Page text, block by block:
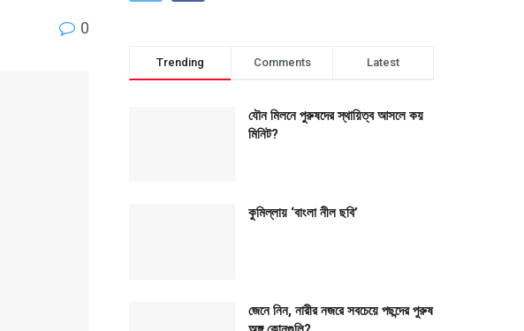
0
Trending Comments Latest
যৌন মিলনে পুরুষদের স্থায়িত্ব আসলে কয়
মিনিট?
কুমিল্লায় ‘বাংলা নীল ছবি’
জেনে নিন, নারীর নজরে সবচেয়ে পছন্দের পুরুষ